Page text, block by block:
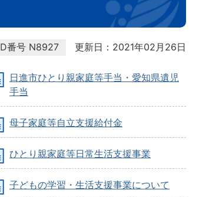
番号 N8927 更新日：2021年02月26日
日進市ひとり親家庭等手当・愛知県遺児
手当
母子家庭等自立支援給付金
ひとり親家庭等日常生活支援事業
子どもの学習・生活支援事業について